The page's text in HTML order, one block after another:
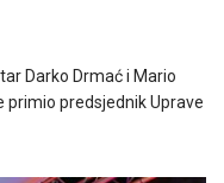
Drmać i Mario
primio predsjednik Uprave